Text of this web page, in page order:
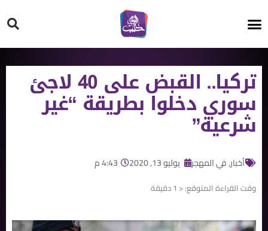
تركيا.. القبض على 40 لاجئ
سوري دخلوا بطريقة “غير
شرعية”
أخبار,في المهجر يوليو 13, 2020 4:43 م
وقت القراءة المتوقع:< 1 دقيقة